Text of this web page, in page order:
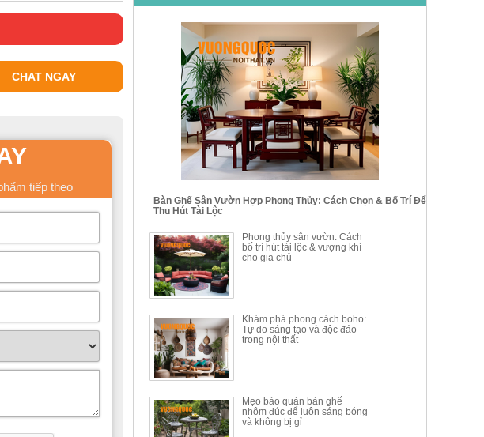
CHAT NGAY
tiếp theo
BỘ BÀN GHẾ CAFE NHẬP
KHẨU CAO CẤP HOY7006
Mã sp: BT135
14.178.750đ
24.700.000đ
BỘ BÀN TRÀ GỖ TỰ NHIÊN
PHONG CÁCH TRUNG HOA
KIỂU MỚI...
Mã sp: BT138.80
20.250.000đ
39.150.000đ
BỘ BÀN TRÀ GỖ PHONG
CÁCH MỚI KẾT HỢP KHAY
NHÚNG TRÀ YDX
Mã sp: BT150.46
17.617.500đ
34.100.000đ
BỘ BÀN GHẾ CAFE KIỂU
DÁNG ĐƠN GIẢN HIỆN ĐẠI
HOY8010
BÀN GHẾ TRANG ĐIỂM
THÔNG MINH HIỆN ĐẠI
TÍCH HỢP SẠC...
BỘ BÀN ĂN ĐẢO MẶT ĐÁ
PHIẾN AK3699
Bàn Ghế Sân Vườn Hợp Phong Thủy: Cách Chọn & Bố Trí Để
Thu Hút Tài Lộc
Phong thủy sân vườn: Cách
bố trí hút tài lộc & vượng khí
cho gia chủ
Khám phá phong cách boho:
Tự do sáng tạo và độc đáo
trong nội thất
Mẹo bảo quản bàn ghế
nhôm đúc để luôn sáng bóng
và không bị gỉ